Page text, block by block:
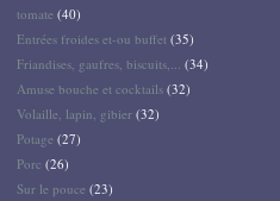
tomate (40)
Entrées froides et-ou buffet (35)
Friandises, gaufres, biscuits,... (34)
Amuse bouche et cocktails (32)
Volaille, lapin, gibier (32)
Potage (27)
Porc (26)
Sur le pouce (23)